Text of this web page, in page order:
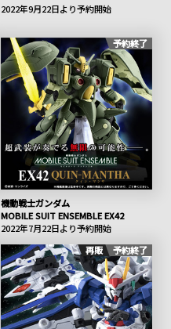
2022年9月22日より予約開始
予約終了
機動戦士ガンダム
MOBILE SUIT ENSEMBLE EX42
2022年7月22日より予約開始
再販 予約終了